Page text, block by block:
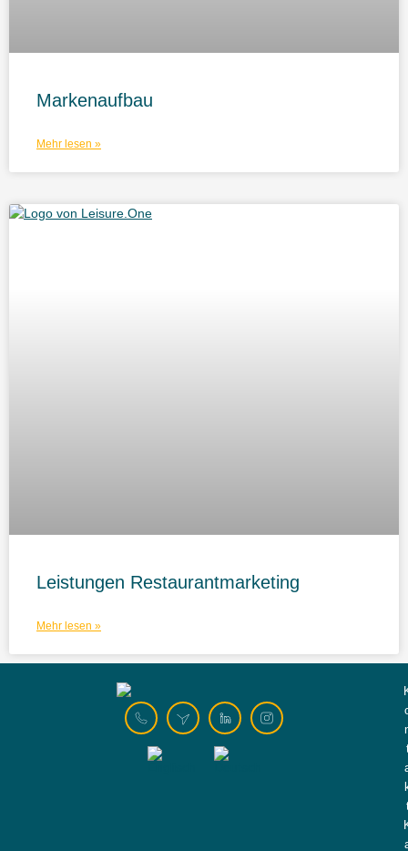
Markenaufbau
Mehr lesen »
Leistungen Restaurantmarketing
Mehr lesen »